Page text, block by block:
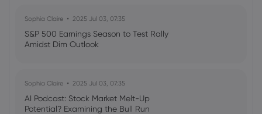
Sophia Claire 2025 Jul 03, 07:35
S&P 500 Earnings Season to Test Rally
Amidst Dim Outlook
Sophia Claire 2025 Jul 03, 07:35
AI Podcast: Stock Market Melt-Up
Potential? Examining the Bull Run